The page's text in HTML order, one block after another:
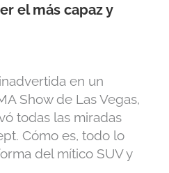
el más capaz y
en un
Show de Las Vegas,
todas las miradas
Cómo es, todo lo
del mítico SUV y